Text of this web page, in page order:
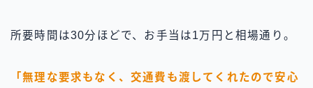
所要時間は30分ほどで、お手当は1万円と相場通り。
「無理な要求もなく、交通費も渡してくれたので安心